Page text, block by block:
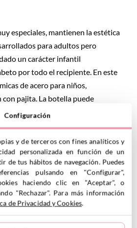
especiales, mantienen la estética
para adultos pero
un carácter infantil
por todo el recipiente. En este
de acero para niños,
pajita. La botella puede
frías hasta 24 horas y calientes
que sea fácil para ellos beber
y Azul Niágara
Configuración
y de terceros con fines analíticos y
personalizada en función de un
de tus hábitos de navegación. Puedes
pulsando en "Configurar",
haciendo clic en "Aceptar", o
"Rechazar". Para más información
de Privacidad y Cookies.